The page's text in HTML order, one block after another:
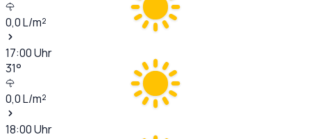
0,0L/m²
17:00Uhr
31°
0,0L/m²
18:00Uhr